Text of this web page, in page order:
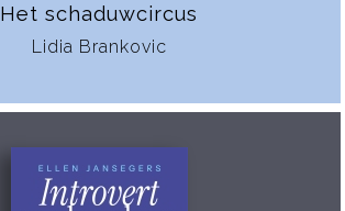
Het schaduwcircus
Lidia Brankovic